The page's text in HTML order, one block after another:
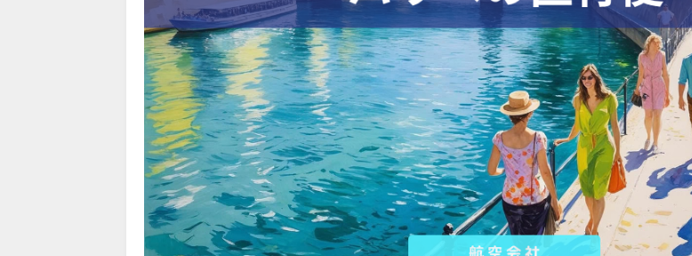
07/30 Trip.com) 航空券 1,500円OFFクーポン
07/27 Trip.com) NY/ロンドン/タイ ホテル 10%OFFクーポン
07/27 Trip.com) タイ航空券 10%OFFクーポン
07/25 楽天トラベル) 海外ツアー 最大30,000円OFFクーポン
07/25 Trip.com) 海外航空券(アジア) 6,900円~
07/24 HIS) 海外航空券 3,000円OFFクーポン
07/24 HIS) アイスランドツアー 最大30,000円OFFクーポン